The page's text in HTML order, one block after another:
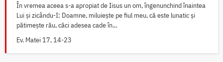
În vremea aceea s-a apropiat de Iisus un om, îngenunchind înaintea
Lui și zicându-I: Doamne, miluiește pe fiul meu, că este lunatic și
pătimește rău, căci adesea cade în...
Ev. Matei 17, 14-23